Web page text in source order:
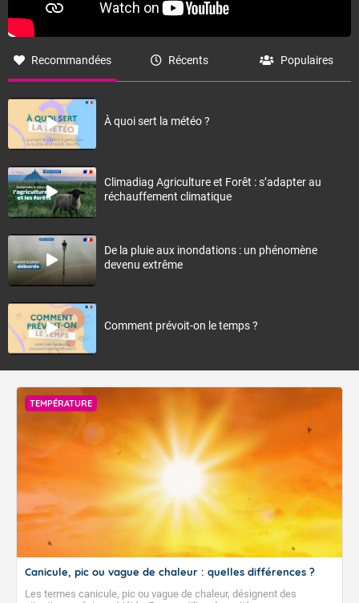
Recommandées Récents Populaires
À quoi sert la météo ?
Climadiag Agriculture et Forêt : s’adapter au
réchauffement climatique
De la pluie aux inondations : un phénomène
devenu extrême
Comment prévoit-on le temps ?
TEMPÉRATURE
Canicule, pic ou vague de chaleur : quelles différences ?
Les termes canicule, pic ou vague de chaleur, désignent des